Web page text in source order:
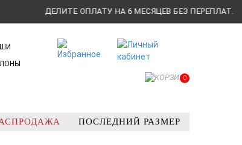
ДЕЛИТЕ ОПЛАТУ НА 6 МЕСЯЦЕВ БЕЗ ПЕРЕПЛАТ.
0
ПОСЛЕДНИЙ РАЗМЕР